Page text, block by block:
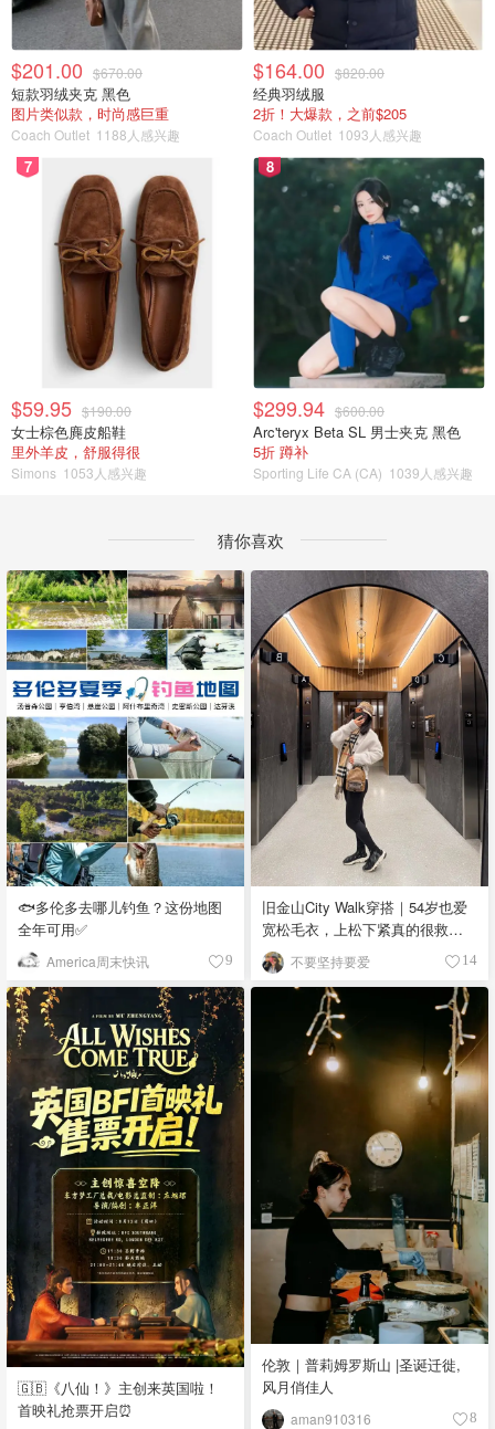
$201.00 $670.00
短款羽绒夹克 黑色
图片类似款，时尚感巨重
Coach Outlet 1188人感兴趣
$164.00 $820.00
经典羽绒服
2折！大爆款，之前$205
Coach Outlet 1093人感兴趣
7
$59.95 $190.00
女士棕色麂皮船鞋
里外羊皮，舒服得很
Simons 1053人感兴趣
8
$299.94 $600.00
Arc'teryx Beta SL 男士夹克 黑色
5折 蹲补
Sporting Life CA (CA) 1039人感兴趣
猜你喜欢
🐟多伦多去哪儿钓鱼？这份地图
全年可用✅
America周末快讯 9
旧金山City Walk穿搭｜54岁也爱
宽松毛衣，上松下紧真的很救比
例
不要坚持要爱 14
🇬🇧《八仙！》主创来英国啦！
首映礼抢票开启⏰
伦敦｜普莉姆罗斯山 |圣诞迁徙,
风月俏佳人
aman910316 8